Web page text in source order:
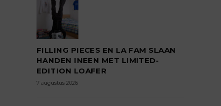
FILLING PIECES EN LA FAM SLAAN
HANDEN INEEN MET LIMITED-
EDITION LOAFER
7 augustus 2026